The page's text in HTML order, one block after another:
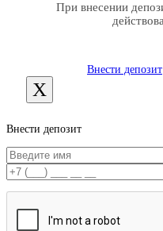
При внесении
Внести депозит
X
Внести депозит